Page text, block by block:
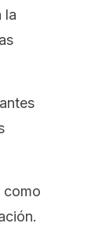
la
como